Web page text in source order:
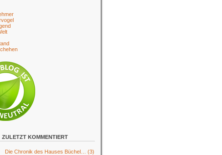
ZULETZT KOMMENTIERT
Die Chronik des Hauses Büchel… (3)